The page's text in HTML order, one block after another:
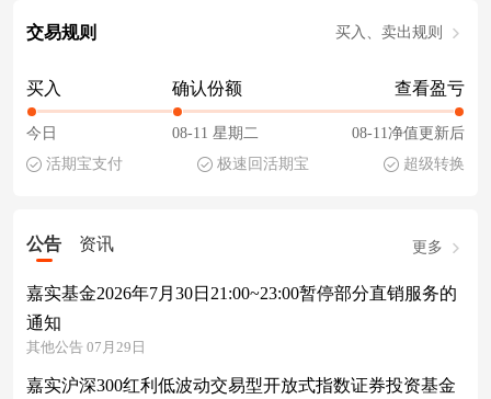
交易规则 买入、卖出规则
买入
今日
确认份额
08-11 星期二
查看盈亏
08-11净值更新后
活期宝支付
极速回活期宝 超级转换
公告 资讯 更多
嘉实基金2026年7月30日21:00~23:00暂停部分直销服务的
通知
其他公告 07月29日
嘉实沪深300红利低波动交易型开放式指数证券投资基金